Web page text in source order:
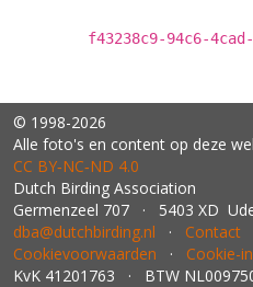
f43238c9-94c6-
© 1998-2026
Alle foto's en content op deze
CC BY‑NC‑ND 4.0
Dutch Birding Association
Germenzeel 707 · 5403 XD
dba@dutchbirding.nl · Contact
Cookievoorwaarden · Cookie-
KvK 41201763 · BTW